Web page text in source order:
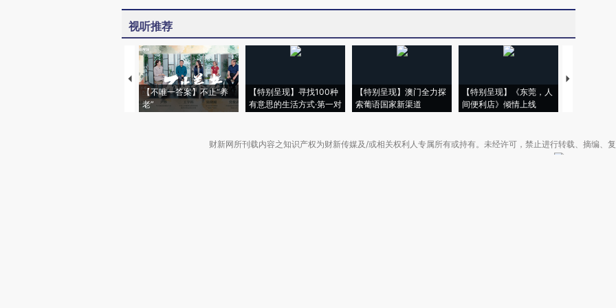
视听推荐
【不唯一答案】不止“养
老”
【特别呈现】寻找100种
有意思的生活方式·第一对
【特别呈现】澳门全力探
索葡语国家新渠道
【特别呈现】《东莞，人
间便利店》倾情上线
【推广】走
财新网所刊载内容之知识产权为财新传媒及/或相关权利人专属所有或持有。未经许可，禁止进行转载、摘编、复